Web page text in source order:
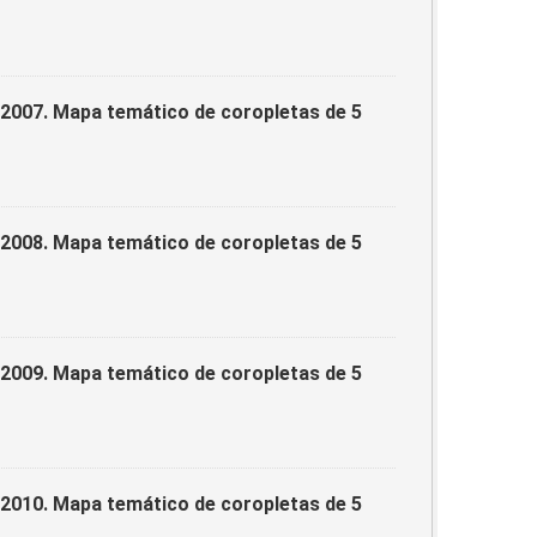
Mapa temático de coropletas de 5
Mapa temático de coropletas de 5
Mapa temático de coropletas de 5
Mapa temático de coropletas de 5